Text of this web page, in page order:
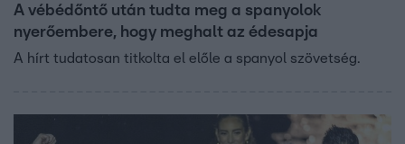
A vébédőntő után tudta meg a spanyolok
nyerőembere, hogy meghalt az édesapja
A hírt tudatosan titkolta el előle a spanyol szövetség.